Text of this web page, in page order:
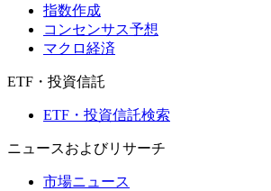
指数作成
コンセンサス予想
マクロ経済
ETF・投資信託
ETF・投資信託検索
ニュースおよびリサーチ
市場ニュース